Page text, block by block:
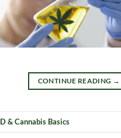
CONTINUE READING →
& Cannabis Basics